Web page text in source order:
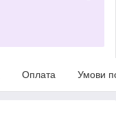
Оплата Умови